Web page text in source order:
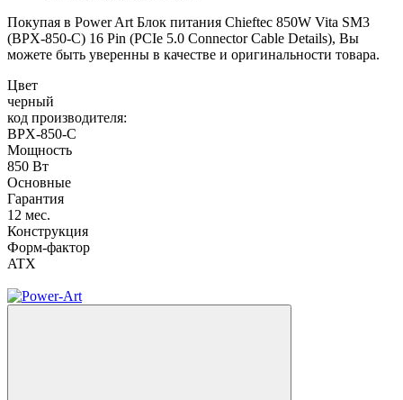
Покупая в Power Art Блок питания Chieftec 850W Vita SM3
(BPX-850-C) 16 Pin (PCIe 5.0 Connector Cable Details), Вы
можете быть уверенны в качестве и оригинальности товара.
Цвет
черный
код производителя:
BPX-850-C
Мощность
850 Вт
Основные
Гарантия
12 мес.
Конструкция
Форм-фактор
ATX